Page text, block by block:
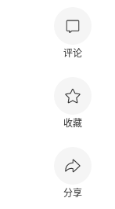
评论
收藏
分享